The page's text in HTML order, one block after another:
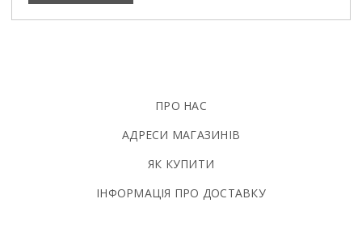
ПРО НАС
АДРЕСИ МАГАЗИНІВ
ЯК КУПИТИ
ІНФОРМАЦІЯ ПРО ДОСТАВКУ